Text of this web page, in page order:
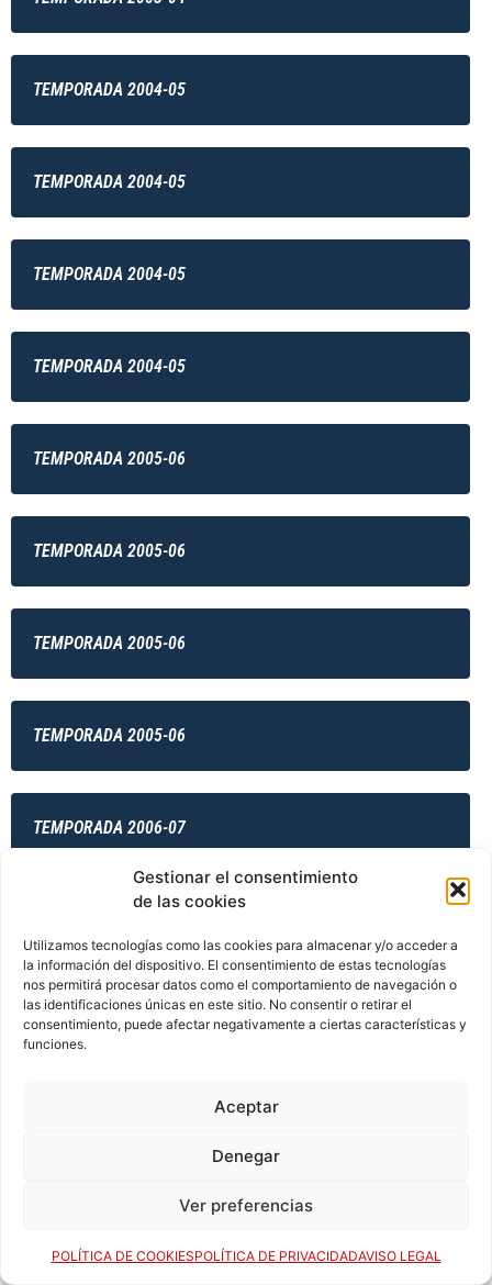
Gestionar el consentimiento
de las cookies
Utilizamos tecnologías como las cookies para almacenar y/o acceder a
la información del dispositivo. El consentimiento de estas tecnologías
nos permitirá procesar datos como el comportamiento de navegación o
las identificaciones únicas en este sitio. No consentir o retirar el
consentimiento, puede afectar negativamente a ciertas características y
funciones.
Aceptar
Denegar
Ver preferencias
POLÍTICA DE COOKIESPOLÍTICA DE PRIVACIDADAVISO LEGAL
TEMPORADA 2004-05
TEMPORADA 2004-05
TEMPORADA 2004-05
TEMPORADA 2004-05
TEMPORADA 2005-06
TEMPORADA 2005-06
TEMPORADA 2005-06
TEMPORADA 2005-06
TEMPORADA 2006-07
TEMPORADA 2006-07
TEMPORADA 2007-08